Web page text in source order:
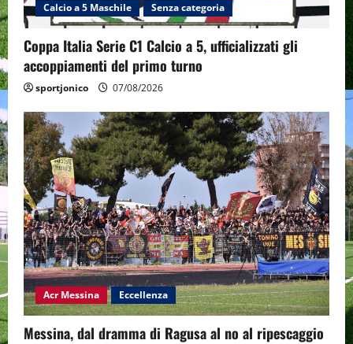
Calcio a 5 Maschile Senza categoria
Coppa Italia Serie C1 Calcio a 5, ufficializzati gli
accoppiamenti del primo turno
sportjonico 07/08/2026
Acr Messina Eccellenza
Messina, dal dramma di Ragusa al no al ripescaggio